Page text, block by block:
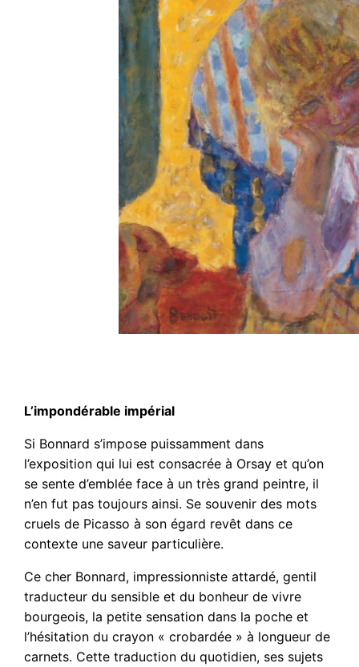
L’impondérable impérial
Si Bonnard s’impose puissamment dans
l’exposition qui lui est consacrée à Orsay et qu’on
se sente d’emblée face à un très grand peintre, il
n’en fut pas toujours ainsi. Se souvenir des mots
cruels de Picasso à son égard revêt dans ce
contexte une saveur particulière.
Ce cher Bonnard, impressionniste attardé, gentil
traducteur du sensible et du bonheur de vivre
bourgeois, la petite sensation dans la poche et
l’hésitation du crayon « crobardée » à longueur de
carnets. Cette traduction du quotidien, ses sujets